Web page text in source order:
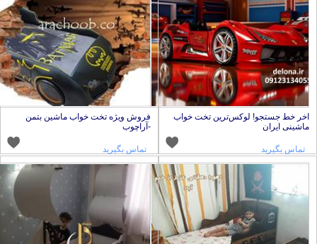
اخر خط جستجو! لوکس‌ترین تخت خواب
ماشینی ایران
تماس بگیرید
فروش ویژه تخت خواب ماشین بتمن
-آراچوب
تماس بگیرید